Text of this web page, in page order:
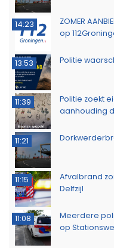
14:23
ZOMER
op
13:53 Politie
11:39
Politie zoekt
aanhouding
11:21
11:15
Afvalbrand
Delfzijl
11:08
Meerdere
op